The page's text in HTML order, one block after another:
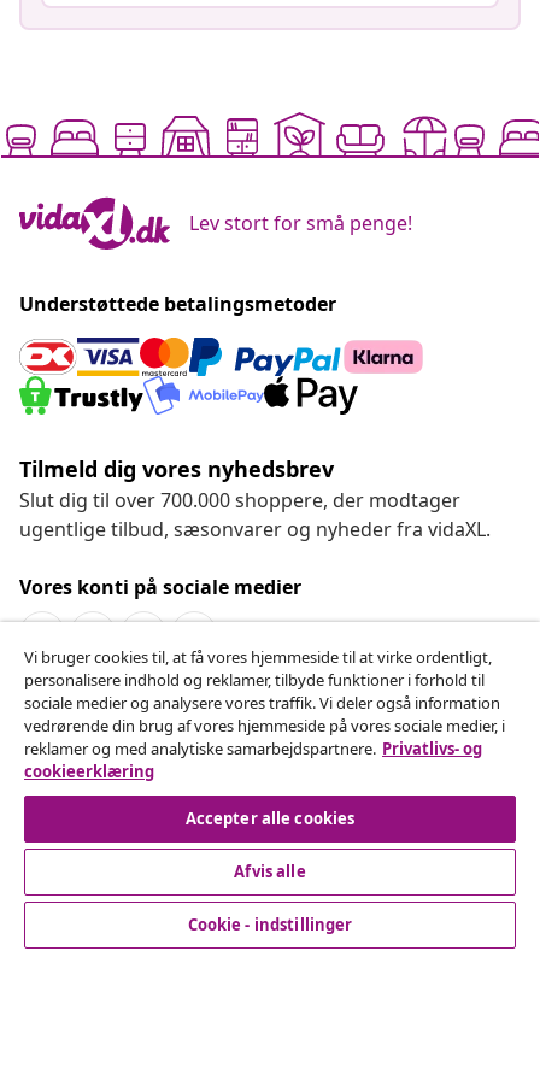
Lev stort for små penge!
Understøttede betalingsmetoder
Tilmeld dig vores nyhedsbrev
Slut dig til over 700.000 shoppere, der modtager
ugentlige tilbud, sæsonvarer og nyheder fra vidaXL.
Vores konti på sociale medier
Fortryd køb
Indsend en anmodning om at fortryde din ordre.
Fortryd køb
Kundeservice
Vi bruger cookies til, at få vores hjemmeside til at virke ordentligt,
personalisere indhold og reklamer, tilbyde funktioner i forhold til
sociale medier og analysere vores traffik. Vi deler også information
vedrørende din brug af vores hjemmeside på vores sociale medier, i
reklamer og med analytiske samarbejdspartnere. Privatlivs- og
cookieerklæring
Accepter alle cookies
Afvis alle
Cookie - indstillinger